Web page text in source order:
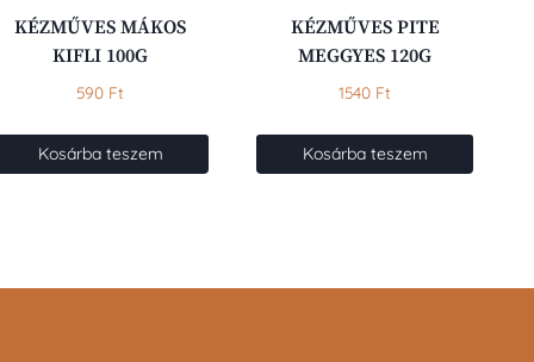
KÉZMŰVES MÁKOS
KIFLI 100G
590 Ft
Kosárba teszem
KÉZMŰVES PITE
MEGGYES 120G
1540 Ft
Kosárba teszem